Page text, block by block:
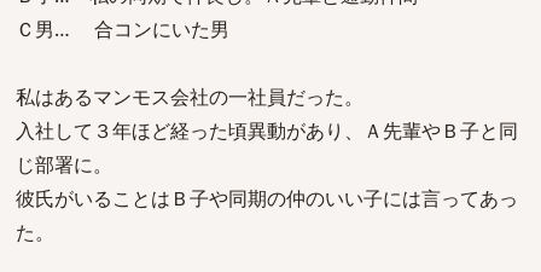
Ｃ男… 合コンにいた男
私はあるマンモス会社の一社員だった。
入社して３年ほど経った頃異動があり、Ａ先輩やＢ子と同
じ部署に。
彼氏がいることはＢ子や同期の仲のいい子には言ってあっ
た。